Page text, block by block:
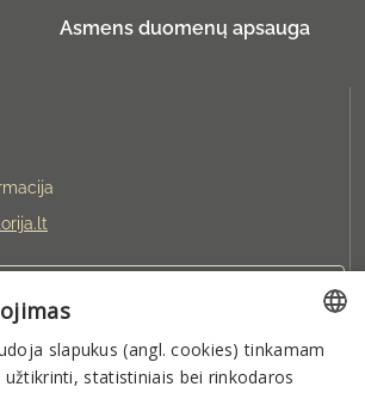
Asmens duomenų apsauga
LITHUANIAN
slapukus (angl. cookies) tinkamam
užtikrinti, statistiniais bei rinkodaros